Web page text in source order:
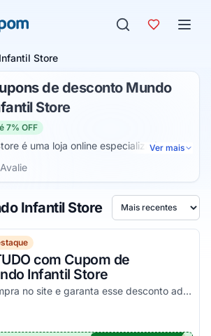
Store
de desconto Mundo
Store
7% OFF
é uma loja online especializada em
infantis. A empresa é mais focada no
e até mesmo roupas para adultos com
Ver mais
Infantil Store, de 1 a 5 estrelas
Avalie
Infantil Store Ordenar por
com Cupom de
Infantil Store
Faça qualquer compra no site e garanta esse desconto adicional com esse voucher. Pegue e aproveite agora!
funcionou